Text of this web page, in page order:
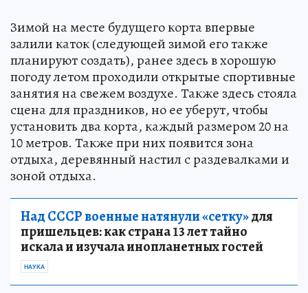
Зимой на месте будущего корта впервые
залили каток (следующей зимой его также
планируют создать), ранее здесь в хорошую
погоду летом проходили открытые спортивные
занятия на свежем воздухе. Также здесь стояла
сцена для праздников, но ее уберут, чтобы
установить два корта, каждый размером 20 на
10 метров. Также при них появится зона
отдыха, деревянный настил с раздевалками и
зоной отдыха.
Над СССР военные натянули «сетку»для
пришельцев: как страна 13 лет тайно
искала и изучала инопланетных гостей
НАУКА